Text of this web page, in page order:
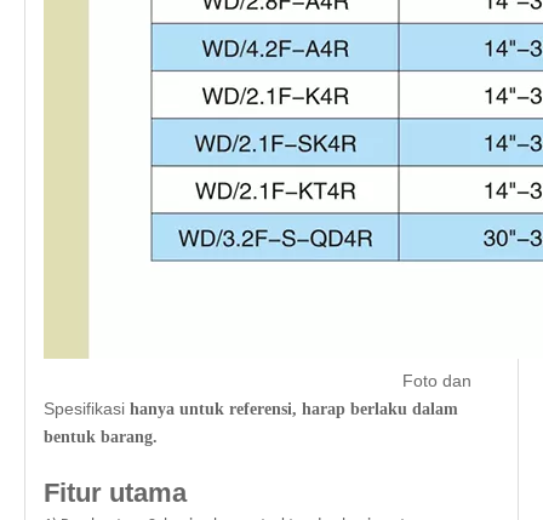
Foto dan
Spesifikasi hanya untuk referensi, harap berlaku dalam
bentuk barang.
Fitur utama